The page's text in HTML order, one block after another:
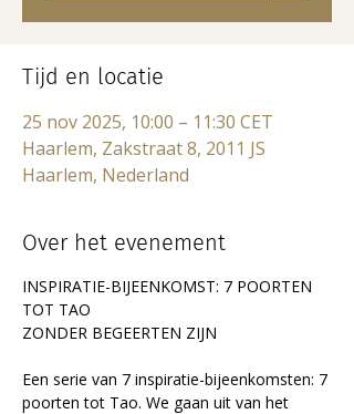
Tijd en locatie
25 nov 2025, 10:00 – 11:30 CET
Haarlem, Zakstraat 8, 2011 JS
Haarlem, Nederland
Over het evenement
INSPIRATIE-BIJEENKOMST: 7 POORTEN
TOT TAO
ZONDER BEGEERTEN ZIJN
Een serie van 7 inspiratie-bijeenkomsten: 7
poorten tot Tao. We gaan uit van het